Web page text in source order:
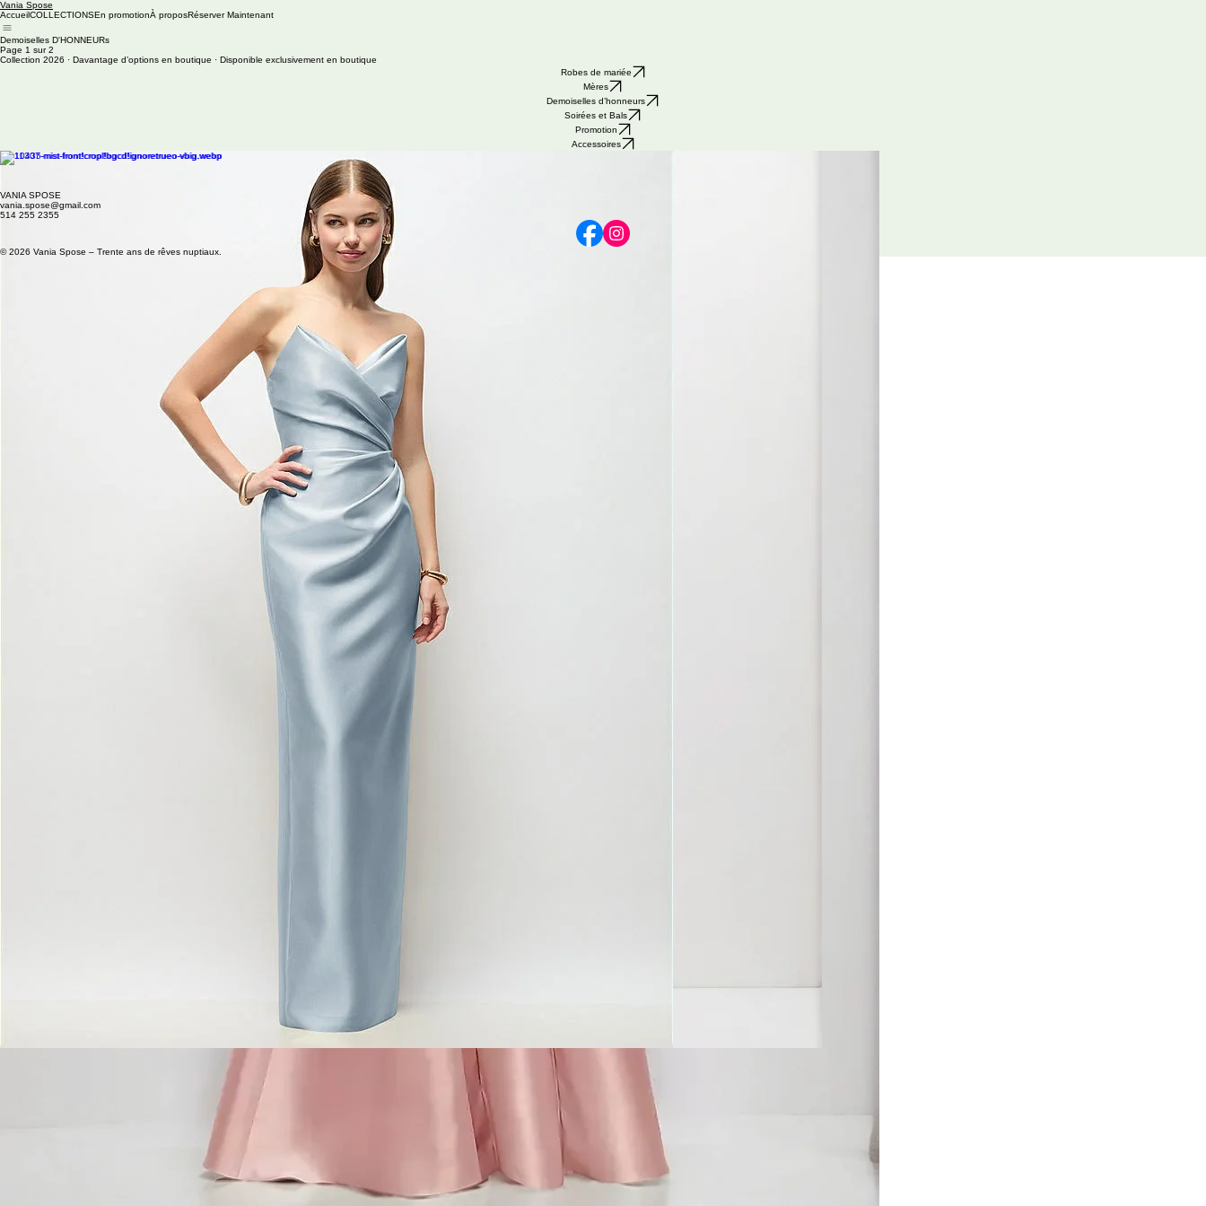
Vania Spose
AccueilCOLLECTIONSEn promotionÀ proposRéserver Maintenant
Demoiselles D'HONNEURs
Page 1 sur 2
Collection 2026 · Davantage d’options en boutique · Disponible exclusivement en boutique
Robes de mariée
Mères
Demoiselles d’honneurs
Soirées et Bals
Promotion
Accessoires
Next Page
Page 1 sur 2
VANIA SPOSE
vania.spose@gmail.com
514 255 2355
© 2026 Vania Spose – Trente ans de rêves nuptiaux.